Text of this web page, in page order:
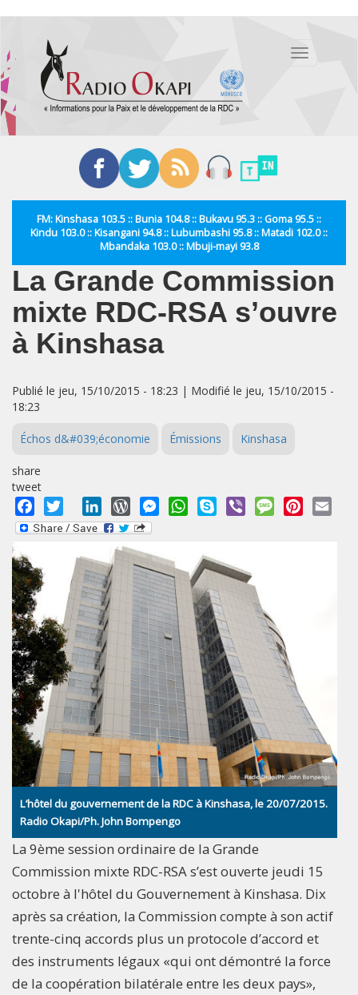
contenu
principal
Toggle
FM: Kinshasa 103.5 :: Bunia 104.8 :: Bukavu 95.3 :: Goma 95.5 ::
Kindu 103.0 :: Kisangani 94.8 :: Lubumbashi 95.8 :: Matadi 102.0 ::
Mbandaka 103.0 :: Mbuji-mayi 93.8
La Grande Commission
mixte RDC-RSA s’ouvre
à Kinshasa
Publié le jeu, 15/10/2015 - 18:23 | Modifié le jeu, 15/10/2015 -
18:23
Échos d&#039;économie Émissions Kinshasa
share
tweet
Facebook
Twitter LinkedInWordPressMessengerWhatsApp
Skype Viber MessagePinterest
L’hôtel du gouvernement de la RDC à Kinshasa, le 20/07/2015.
Radio Okapi/Ph. John Bompengo
La 9ème session ordinaire de la Grande
Commission mixte RDC-RSA s’est ouverte jeudi 15
octobre à l'hôtel du Gouvernement à Kinshasa. Dix
après sa création, la Commission compte à son actif
trente-cinq accords plus un protocole d’accord et
des instruments légaux «qui ont démontré la force
de la coopération bilatérale entre les deux pays»,